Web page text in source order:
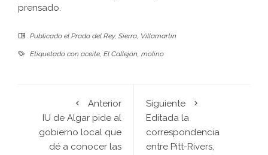
prensado.
Publicado el Prado del Rey, Sierra, Villamartín
Etiquetado con aceite, El Callejón, molino
Anterior
IU de Algar pide al
gobierno local que
dé a conocer las
Siguiente
Editada la
correspondencia
entre Pitt-Rivers,